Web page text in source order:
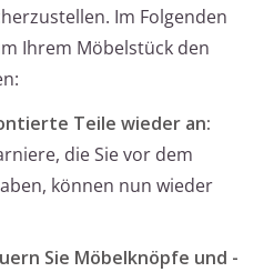
Im Folgenden
Ihrem Möbelstück den
Teile wieder an:
die Sie vor dem
können nun wieder
Sie Möbelknöpfe und -